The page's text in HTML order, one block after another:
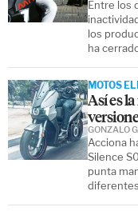
Entre los
los
ha
MOTOS
Así es
Acciona
Silence
punta
GONZALO